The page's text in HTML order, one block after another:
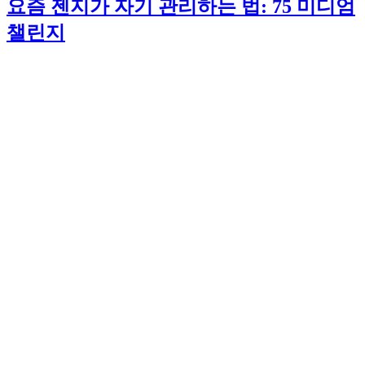
요즘 젠지가 자기 관리하는 법: 75 미디엄
챌린지